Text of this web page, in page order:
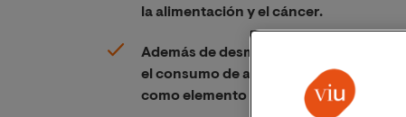
la alimentación y el cáncer.
Además de desmentir creencias sobre
el consumo de alimentos ecológicos
como elemento clave en materia de